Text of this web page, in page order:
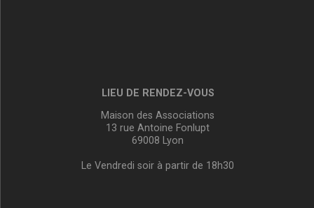
LIEU DE RENDEZ-VOUS
Maison des Associations
13 rue Antoine Fonlupt
69008 Lyon
Le Vendredi soir à partir de 18h30